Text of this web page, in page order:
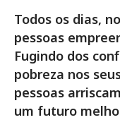
Todos os dias,
pessoas
Fugindo dos
pobreza nos
pessoas
um futuro